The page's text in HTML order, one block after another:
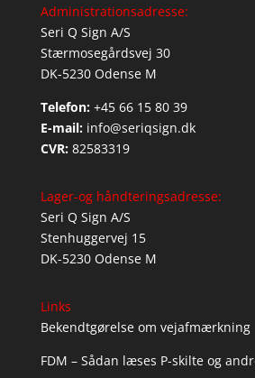
Administrationsadresse:
Seri Q Sign A/S
Stærmosegårdsvej 30
DK-5230 Odense M
Telefon: +45 66 15 80 39
E-mail: info@seriqsign.dk
CVR: 82583319
Lager-og håndteringsadresse:
Seri Q Sign A/S
Stenhuggervej 15
DK-5230 Odense M
Links
Bekendtgørelse om vejafmærkning
FDM – Sådan læses P-skilte og